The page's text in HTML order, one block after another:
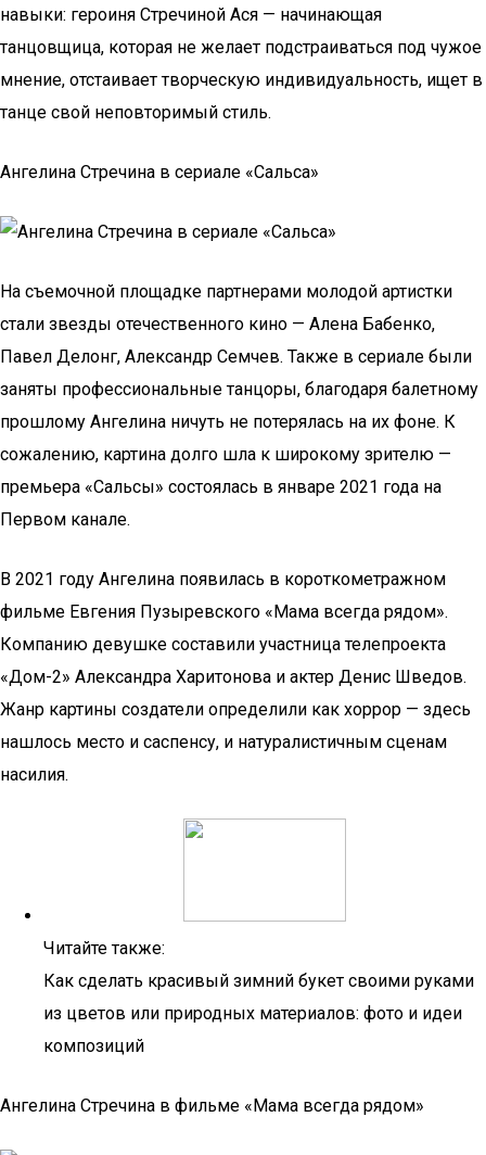
навыки: героиня Стречиной Ася — начинающая
танцовщица, которая не желает подстраиваться под чужое
мнение, отстаивает творческую индивидуальность, ищет в
танце свой неповторимый стиль.
Ангелина Стречина в сериале «Сальса»
На съемочной площадке партнерами молодой артистки
стали звезды отечественного кино — Алена Бабенко,
Павел Делонг, Александр Семчев. Также в сериале были
заняты профессиональные танцоры, благодаря балетному
прошлому Ангелина ничуть не потерялась на их фоне. К
сожалению, картина долго шла к широкому зрителю —
премьера «Сальсы» состоялась в январе 2021 года на
Первом канале.
В 2021 году Ангелина появилась в короткометражном
фильме Евгения Пузыревского «Мама всегда рядом».
Компанию девушке составили участница телепроекта
«Дом-2» Александра Харитонова и актер Денис Шведов.
Жанр картины создатели определили как хоррор — здесь
нашлось место и саспенсу, и натуралистичным сценам
насилия.
Читайте также:
Как сделать красивый зимний букет своими руками
из цветов или природных материалов: фото и идеи
композиций
Ангелина Стречина в фильме «Мама всегда рядом»